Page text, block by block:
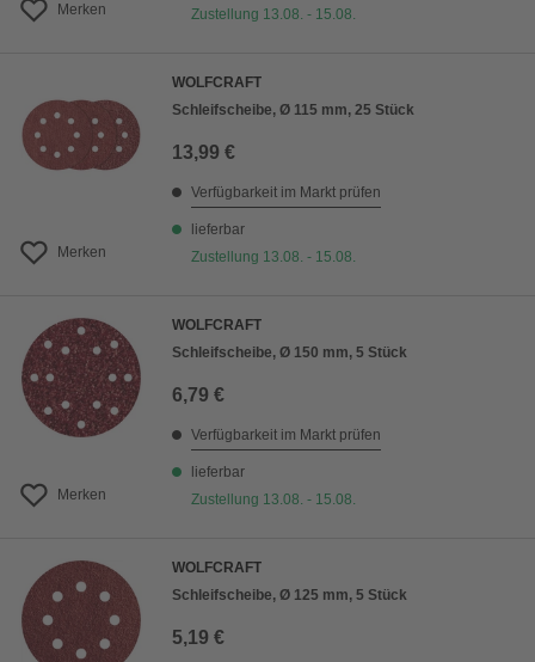
Merken
Zustellung 13.08. - 15.08.
Merken
WOLFCRAFT
Schleifscheibe, Ø 115 mm, 25 Stück
13,99 €
Verfügbarkeit im Markt prüfen
lieferbar
Zustellung 13.08. - 15.08.
Merken
WOLFCRAFT
Schleifscheibe, Ø 150 mm, 5 Stück
6,79 €
Verfügbarkeit im Markt prüfen
lieferbar
Zustellung 13.08. - 15.08.
WOLFCRAFT
Schleifscheibe, Ø 125 mm, 5 Stück
5,19 €